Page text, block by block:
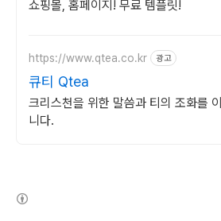
쇼핑몰, 홈페이지! 무료 템플릿!
https://www.qtea.co.kr 광고
큐티 Qtea
크리스천을 위한 말씀과 티의 조화를
니다.